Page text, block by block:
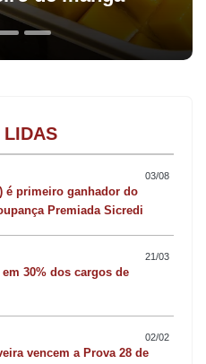
LIDAS
03/08
é primeiro ganhador do
Premiada Sicredi
21/03
30% dos cargos de
02/02
vencem a Prova 28 de